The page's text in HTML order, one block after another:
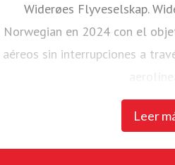
Leer
Widerøes Flyveselskap.
Norwegian en 2024 con el
aéreos sin interrupciones a
Norwegian Air Shuttle, la